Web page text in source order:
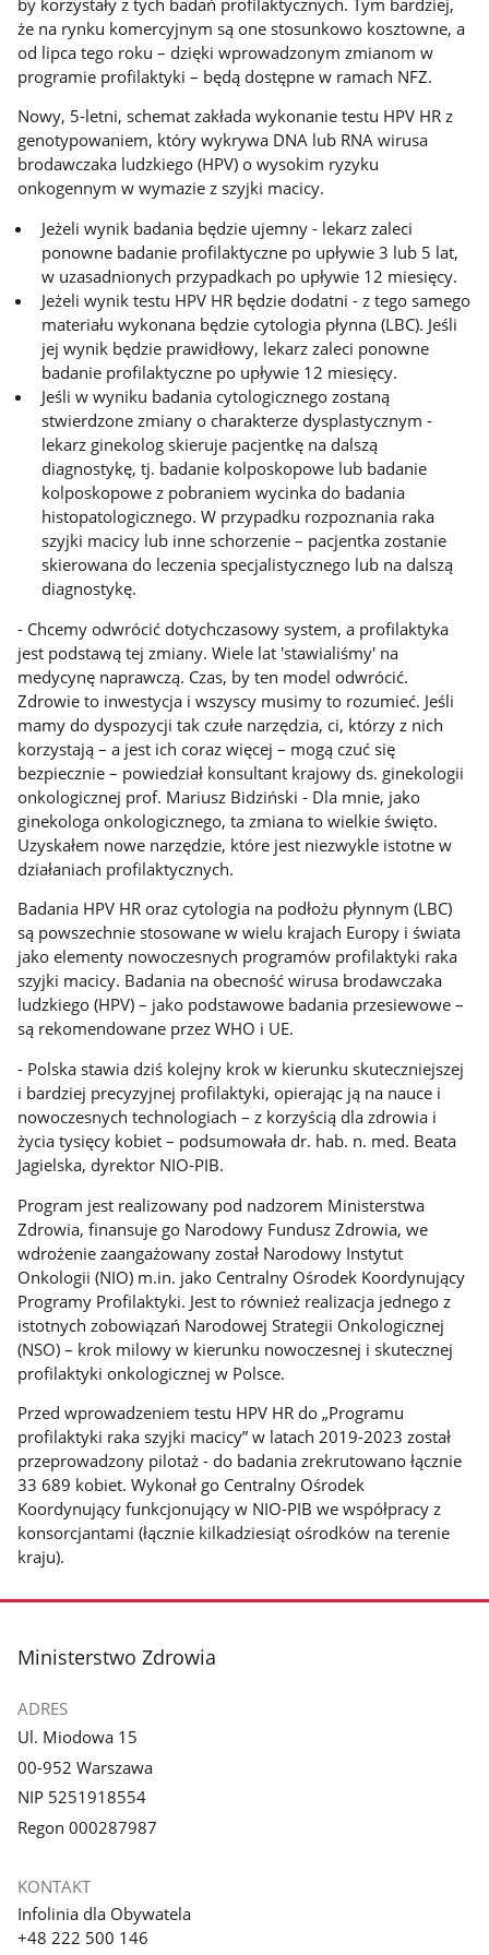
że na rynku komercyjnym są one stosunkowo kosztowne, a
od lipca tego roku – dzięki wprowadzonym zmianom w
programie profilaktyki – będą dostępne w ramach NFZ.
Nowy, 5-letni, schemat zakłada wykonanie testu HPV HR z
genotypowaniem, który wykrywa DNA lub RNA wirusa
brodawczaka ludzkiego (HPV) o wysokim ryzyku
onkogennym w wymazie z szyjki macicy.
Jeżeli wynik badania będzie ujemny - lekarz zaleci
ponowne badanie profilaktyczne po upływie 3 lub 5 lat,
w uzasadnionych przypadkach po upływie 12 miesięcy.
Jeżeli wynik testu HPV HR będzie dodatni - z tego samego
materiału wykonana będzie cytologia płynna (LBC). Jeśli
jej wynik będzie prawidłowy, lekarz zaleci ponowne
badanie profilaktyczne po upływie 12 miesięcy.
Jeśli w wyniku badania cytologicznego zostaną
stwierdzone zmiany o charakterze dysplastycznym -
lekarz ginekolog skieruje pacjentkę na dalszą
diagnostykę, tj. badanie kolposkopowe lub badanie
kolposkopowe z pobraniem wycinka do badania
histopatologicznego. W przypadku rozpoznania raka
szyjki macicy lub inne schorzenie – pacjentka zostanie
skierowana do leczenia specjalistycznego lub na dalszą
diagnostykę.
- Chcemy odwrócić dotychczasowy system, a profilaktyka
jest podstawą tej zmiany. Wiele lat 'stawialiśmy' na
medycynę naprawczą. Czas, by ten model odwrócić.
Zdrowie to inwestycja i wszyscy musimy to rozumieć. Jeśli
mamy do dyspozycji tak czułe narzędzia, ci, którzy z nich
korzystają – a jest ich coraz więcej – mogą czuć się
bezpiecznie – powiedział konsultant krajowy ds. ginekologii
onkologicznej prof. Mariusz Bidziński - Dla mnie, jako
ginekologa onkologicznego, ta zmiana to wielkie święto.
Uzyskałem nowe narzędzie, które jest niezwykle istotne w
działaniach profilaktycznych.
Badania HPV HR oraz cytologia na podłożu płynnym (LBC)
są powszechnie stosowane w wielu krajach Europy i świata
jako elementy nowoczesnych programów profilaktyki raka
szyjki macicy. Badania na obecność wirusa brodawczaka
ludzkiego (HPV) – jako podstawowe badania przesiewowe –
są rekomendowane przez WHO i UE.
- Polska stawia dziś kolejny krok w kierunku skuteczniejszej
i bardziej precyzyjnej profilaktyki, opierając ją na nauce i
nowoczesnych technologiach – z korzyścią dla zdrowia i
życia tysięcy kobiet – podsumowała dr. hab. n. med. Beata
Jagielska, dyrektor NIO-PIB.
Program jest realizowany pod nadzorem Ministerstwa
Zdrowia, finansuje go Narodowy Fundusz Zdrowia, we
wdrożenie zaangażowany został Narodowy Instytut
Onkologii (NIO) m.in. jako Centralny Ośrodek Koordynujący
Programy Profilaktyki. Jest to również realizacja jednego z
istotnych zobowiązań Narodowej Strategii Onkologicznej
(NSO) – krok milowy w kierunku nowoczesnej i skutecznej
profilaktyki onkologicznej w Polsce.
Przed wprowadzeniem testu HPV HR do „Programu
profilaktyki raka szyjki macicy” w latach 2019-2023 został
przeprowadzony pilotaż - do badania zrekrutowano łącznie
33 689 kobiet. Wykonał go Centralny Ośrodek
Koordynujący funkcjonujący w NIO-PIB we współpracy z
konsorcjantami (łącznie kilkadziesiąt ośrodków na terenie
kraju).
stopka
Ministerstwo Zdrowia
ADRES
Ul. Miodowa 15
00-952 Warszawa
NIP 5251918554
Regon 000287987
KONTAKT
Infolinia dla Obywatela
+48 222 500 146